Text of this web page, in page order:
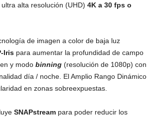
alta resolución (UHD) 4K a 30 fps o
de imagen a color de baja luz
Iris para aumentar la profundidad de campo
y modo binning (resolución de 1080p) con
día / noche. El Amplio Rango Dinámico
en zonas sobreexpuestas.
SNAPstream para poder reducir los